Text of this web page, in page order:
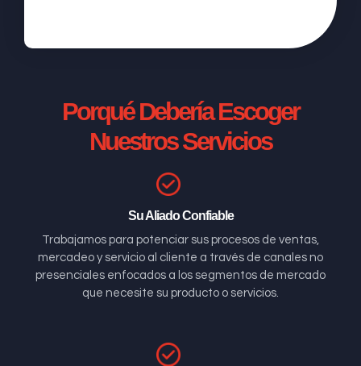
Porqué Debería Escoger
Nuestros Servicios
Su Aliado Confiable
Trabajamos para potenciar sus procesos de ventas,
mercadeo y servicio al cliente a través de canales no
presenciales enfocados a los segmentos de mercado
que necesite su producto o servicios.